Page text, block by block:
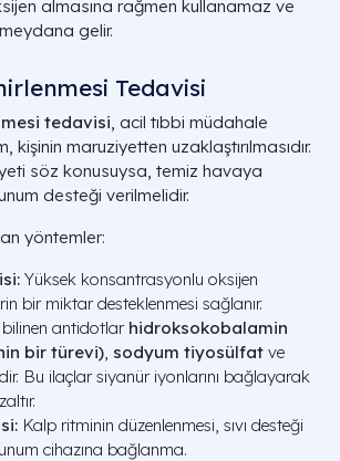
almasına rağmen kullanamaz ve
gelir.
Tedavisi
tedavisi, acil tıbbi müdahale
kişinin maruziyetten uzaklaştırılmasıdır.
söz konusuysa, temiz havaya
desteği verilmelidir.
yöntemler:
Yüksek konsantrasyonlu oksijen
bir miktar desteklenmesi sağlanır.
bilinen antidotlar hidroksokobalamin
bir türevi), sodyum tiyosülfat ve
dir. Bu ilaçlar siyanür iyonlarını bağlayarak
Kalp ritminin düzenlenmesi, sıvı desteği
cihazına bağlanma.